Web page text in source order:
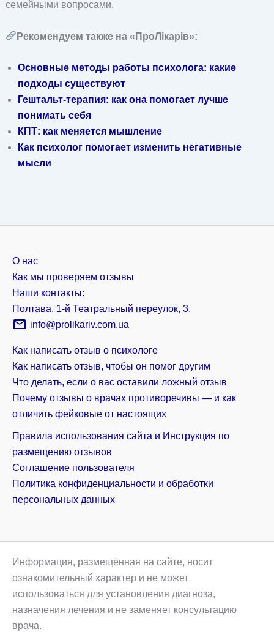
семейными вопросами.
Рекомендуем также на «ПроЛікарів»:
Основные методы работы психолога: какие
подходы существуют
Гештальт-терапия: как она помогает лучше
понимать себя
КПТ: как меняется мышление
Как психолог помогает изменить негативные
мысли
О нас
Как мы проверяем отзывы
Наши контакты:
Полтава, 1-й Театральный переулок, 3,
info@prolikariv.com.ua
Как написать отзыв о психологе
Как написать отзыв, чтобы он помог другим
Что делать, если о вас оставили ложный отзыв
Почему отзывы о врачах противоречивы — и как
отличить фейковые от настоящих
Правила использования сайта и Инструкция по
размещению отзывов
Соглашение пользователя
Политика конфиденциальности и обработки
персональных данных
Информация, размещённая на сайте, носит
ознакомительный характер и не может
использоваться для установления диагноза,
назначения лечения и не заменяет консультацию
врача.